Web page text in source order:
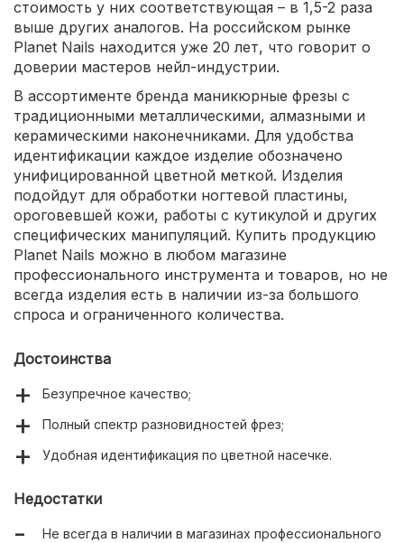
стоимость у них соответствующая – в 1,5-2 раза
выше других аналогов. На российском рынке
Planet Nails находится уже 20 лет, что говорит о
доверии мастеров нейл-индустрии.
В ассортименте бренда маникюрные фрезы с
традиционными металлическими, алмазными и
керамическими наконечниками. Для удобства
идентификации каждое изделие обозначено
унифицированной цветной меткой. Изделия
подойдут для обработки ногтевой пластины,
ороговевшей кожи, работы с кутикулой и других
специфических манипуляций. Купить продукцию
Planet Nails можно в любом магазине
профессионального инструмента и товаров, но не
всегда изделия есть в наличии из-за большого
спроса и ограниченного количества.
Достоинства
Безупречное качество;
Полный спектр разновидностей фрез;
Удобная идентификация по цветной насечке.
Недостатки
Не всегда в наличии в магазинах профессионального